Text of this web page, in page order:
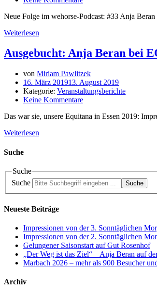
Neue Folge im wehorse-Podcast: #33 Anja
Weiterlesen
Ausgebucht: Anja Beran bei
von Miriam Pawlitzek
16. März 201913. August 2019
Kategorie: Veranstaltungsberichte
Keine Kommentare
Das war sie, unsere Equitana in Essen 2019:
Weiterlesen
Suche
Suche
Suche
Suche
Neueste Beiträge
Impressionen von der 3. Sonntäglichen
Impressionen von der 2. Sonntäglichen
Gelungener Saisonstart auf Gut Rosenhof
„Der Weg ist das Ziel“ – Anja Beran auf
Marbach 2026 – mehr als 900 Besucher
Archiv